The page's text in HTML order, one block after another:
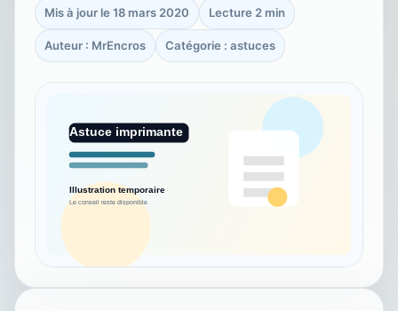
Mis à jour le 18 mars 2020 Lecture 2 min
Auteur : MrEncros Catégorie : astuces